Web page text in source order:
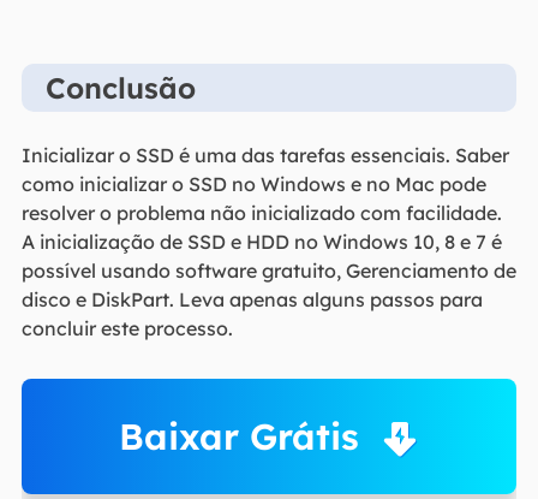
Conclusão
Inicializar o SSD é uma das tarefas essenciais. Saber
como inicializar o SSD no Windows e no Mac pode
resolver o problema não inicializado com facilidade.
A inicialização de SSD e HDD no Windows 10, 8 e 7 é
possível usando software gratuito, Gerenciamento de
disco e DiskPart. Leva apenas alguns passos para
concluir este processo.
Baixar Grátis